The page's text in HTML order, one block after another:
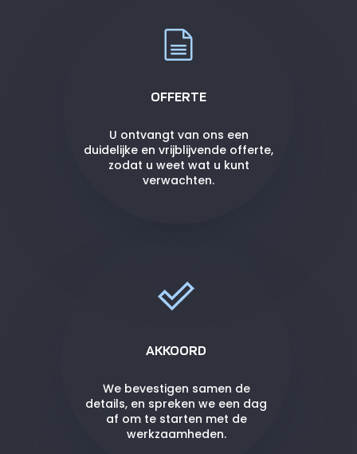
OFFERTE
U ontvangt van ons een
duidelijke en vrijblijvende offerte,
zodat u weet wat u kunt
verwachten.
AKKOORD
We bevestigen samen de
details, en spreken we een dag
af om te starten met de
werkzaamheden.